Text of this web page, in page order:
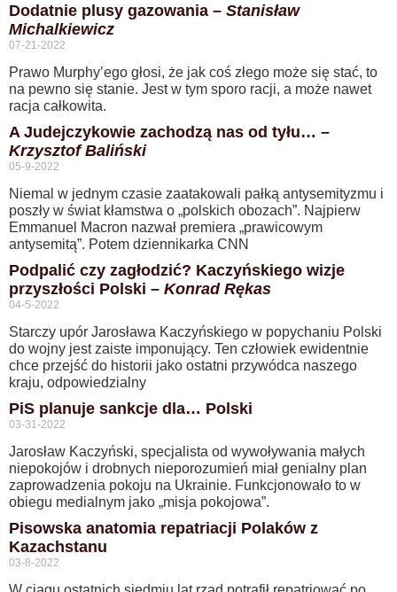
Dodatnie plusy gazowania – Stanisław
Michalkiewicz
07-21-2022
Prawo Murphy’ego głosi, że jak coś złego może się stać, to
na pewno się stanie. Jest w tym sporo racji, a może nawet
racja całkowita.
A Judejczykowie zachodzą nas od tyłu… –
Krzysztof Baliński
05-9-2022
Niemal w jednym czasie zaatakowali pałką antysemityzmu i
poszły w świat kłamstwa o „polskich obozach”. Najpierw
Emmanuel Macron nazwał premiera „prawicowym
antysemitą”. Potem dziennikarka CNN
Podpalić czy zagłodzić? Kaczyńskiego wizje
przyszłości Polski – Konrad Rękas
04-5-2022
Starczy upór Jarosława Kaczyńskiego w popychaniu Polski
do wojny jest zaiste imponujący. Ten człowiek ewidentnie
chce przejść do historii jako ostatni przywódca naszego
kraju, odpowiedzialny
PiS planuje sankcje dla… Polski
03-31-2022
Jarosław Kaczyński, specjalista od wywoływania małych
niepokojów i drobnych nieporozumień miał genialny plan
zaprowadzenia pokoju na Ukrainie. Funkcjonowało to w
obiegu medialnym jako „misja pokojowa”.
Pisowska anatomia repatriacji Polaków z
Kazachstanu
03-8-2022